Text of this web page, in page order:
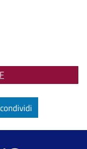
condividi